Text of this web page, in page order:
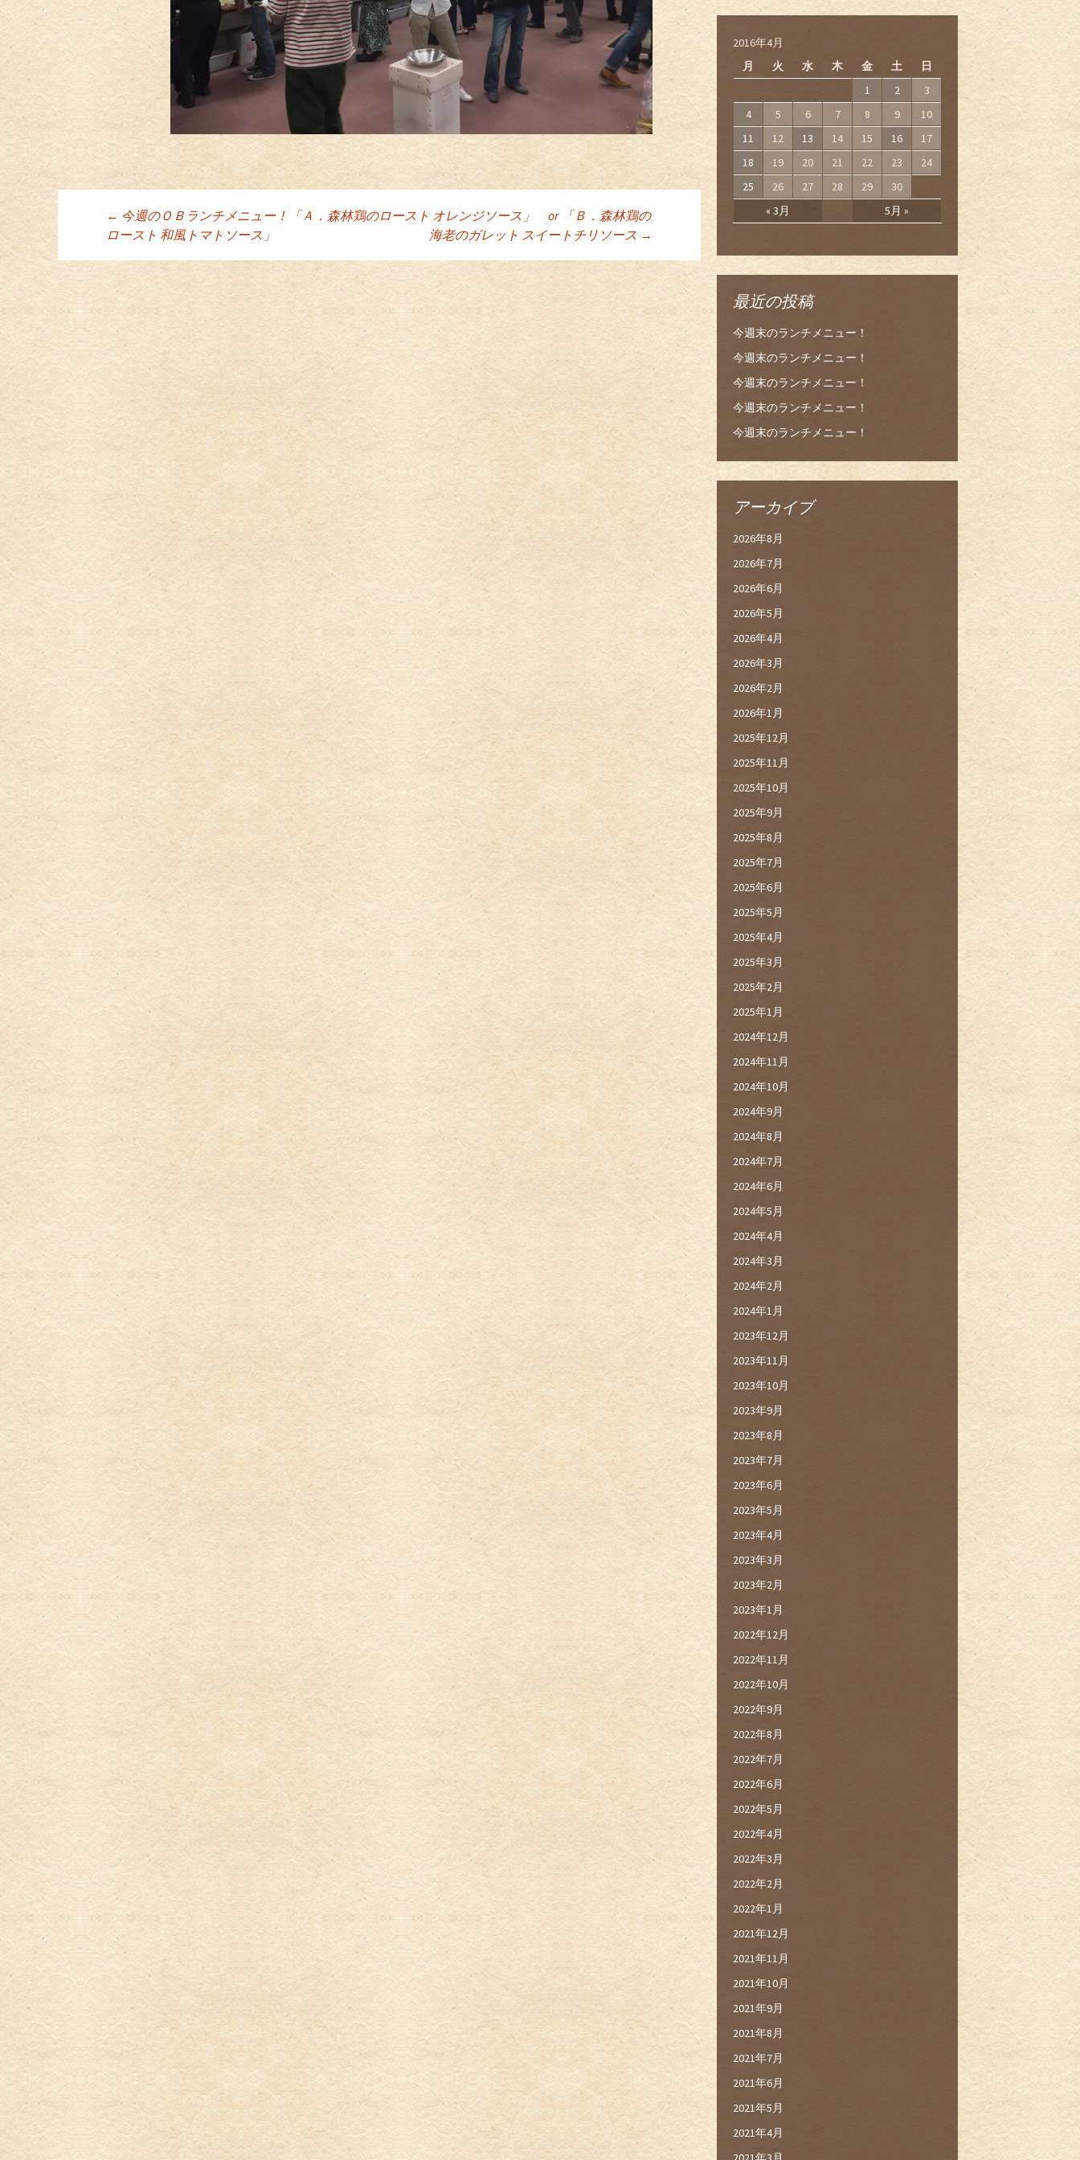
投稿ナビゲーション
← 今週のＯＢランチメニュー！「Ａ．森林鶏のロースト オレンジソース」 or 「Ｂ．森林鶏の
ロースト 和風トマトソース」
海老のガレット スイートチリソース →
2016年4月
月
火 水 木 金 土 日
« 3月 5月 »
1 2
3
4
5 6 7 8 9
10
11
12 13 14 15 16
17
18
19 20 21 22 23
24
25
26 27 28 29 30
最近の投稿
今週末のランチメニュー！
今週末のランチメニュー！
今週末のランチメニュー！
今週末のランチメニュー！
今週末のランチメニュー！
アーカイブ
2026年8月
2026年7月
2026年6月
2026年5月
2026年4月
2026年3月
2026年2月
2026年1月
2025年12月
2025年11月
2025年10月
2025年9月
2025年8月
2025年7月
2025年6月
2025年5月
2025年4月
2025年3月
2025年2月
2025年1月
2024年12月
2024年11月
2024年10月
2024年9月
2024年8月
2024年7月
2024年6月
2024年5月
2024年4月
2024年3月
2024年2月
2024年1月
2023年12月
2023年11月
2023年10月
2023年9月
2023年8月
2023年7月
2023年6月
2023年5月
2023年4月
2023年3月
2023年2月
2023年1月
2022年12月
2022年11月
2022年10月
2022年9月
2022年8月
2022年7月
2022年6月
2022年5月
2022年4月
2022年3月
2022年2月
2022年1月
2021年12月
2021年11月
2021年10月
2021年9月
2021年8月
2021年7月
2021年6月
2021年5月
2021年4月